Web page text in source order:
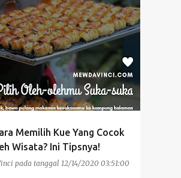
Memilih Kue Yang Cocok
Wisata? Ini Tipsnya!
pada tanggal 12/14/2020 03:51:00